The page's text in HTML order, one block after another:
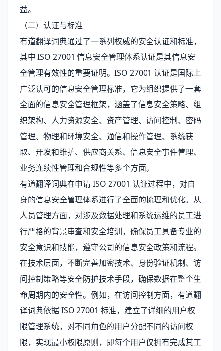
益。
（二）认证与标准
有道翻译词典通过了一系列权威的安全认证和标准，
其中 ISO 27001 信息安全管理体系认证是其信息安
全管理有效性的重要证明。ISO 27001 认证是国际上
广泛认可的信息安全管理标准，它为组织提供了一套
全面的信息安全管理框架，涵盖了信息安全策略、组
织架构、人力资源安全、资产管理、访问控制、密码
管理、物理和环境安全、通信和操作管理、系统获
取、开发和维护、供应商关系、信息安全事件管理、
业务连续性管理和合规性等多个方面。
有道翻译词典在申请 ISO 27001 认证过程中，对自
身的信息安全管理体系进行了全面的梳理和优化。从
人员管理方面，对涉及数据处理和系统运维的员工进
行严格的背景审查和安全培训，确保员工具备专业的
安全意识和技能，遵守公司的信息安全政策和流程。
在技术层面，不断完善加密技术、身份验证机制、访
问控制策略等安全防护技术手段，确保数据在整个生
命周期内的安全性。例如，在访问控制方面，有道翻
译词典依据 ISO 27001 标准，建立了详细的用户权
限管理系统，对不同角色的用户分配不同的访问权
限，实现最小权限原则，即每个用户仅拥有完成其工